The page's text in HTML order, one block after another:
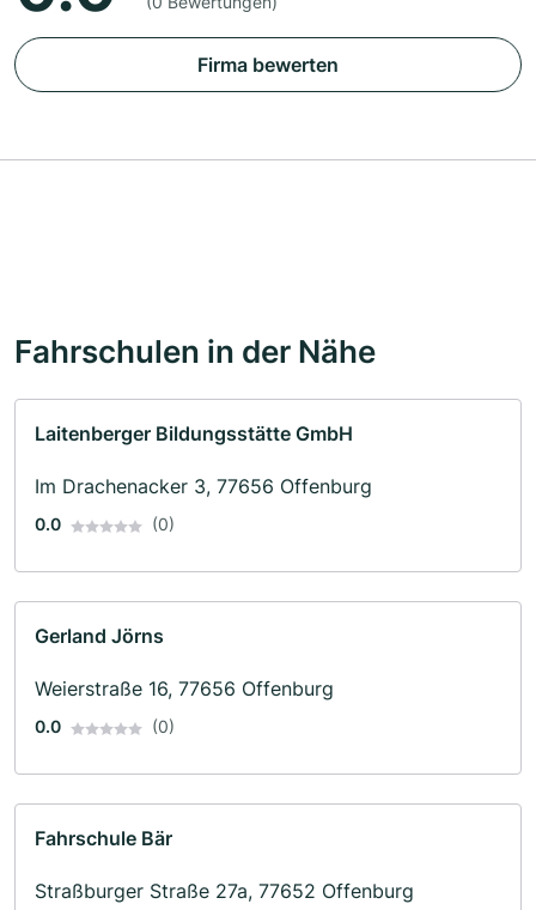
Firma bewerten
Fahrschulen in der Nähe
Laitenberger Bildungsstätte GmbH
Im Drachenacker 3, 77656 Offenburg
0.0 (0)
Gerland Jörns
Weierstraße 16, 77656 Offenburg
0.0 (0)
Fahrschule Bär
Straßburger Straße 27a, 77652 Offenburg